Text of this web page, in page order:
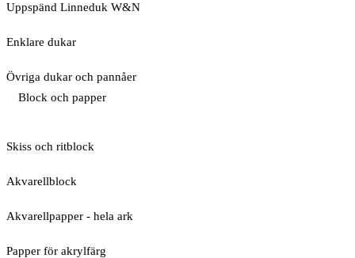
Uppspänd Linneduk W&N
Enklare dukar
Övriga dukar och pannåer
Block och papper
Skiss och ritblock
Akvarellblock
Akvarellpapper - hela ark
Papper för akrylfärg